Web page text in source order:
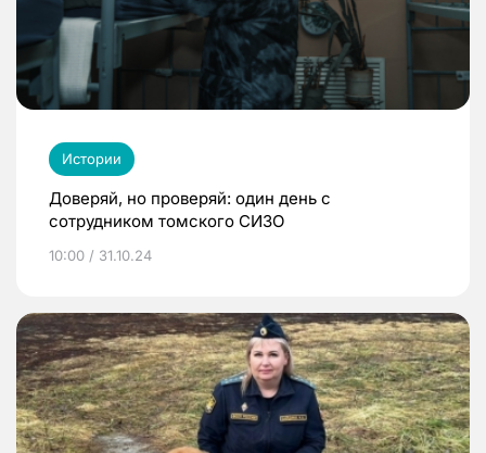
Истории
Доверяй, но проверяй: один день с
сотрудником томского СИЗО
10:00 / 31.10.24